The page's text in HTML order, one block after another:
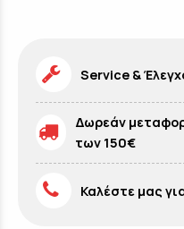
Service &
Δωρεάν
των 150€
Καλέστε μας